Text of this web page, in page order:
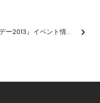
12/8（日）『ファン感謝デー2013』イベント情報【12/7追記】